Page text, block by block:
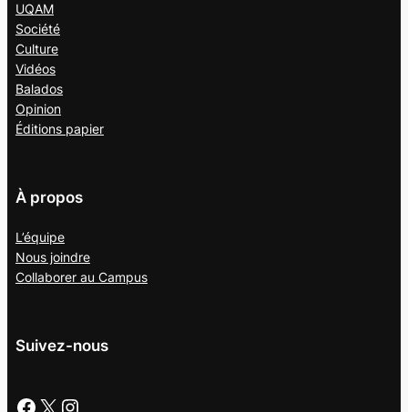
UQAM
Société
Culture
Vidéos
Balados
Opinion
Éditions papier
À propos
L’équipe
Nous joindre
Collaborer au Campus
Suivez-nous
Facebook X Instagram